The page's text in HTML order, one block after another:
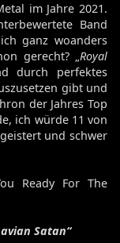
im Jahre 2021.
Band
ganz woanders
gerecht? „Royal
durch perfektes
gibt und
der Jahres Top
ich würde 11 von
und schwer
Ready For The
Satan“